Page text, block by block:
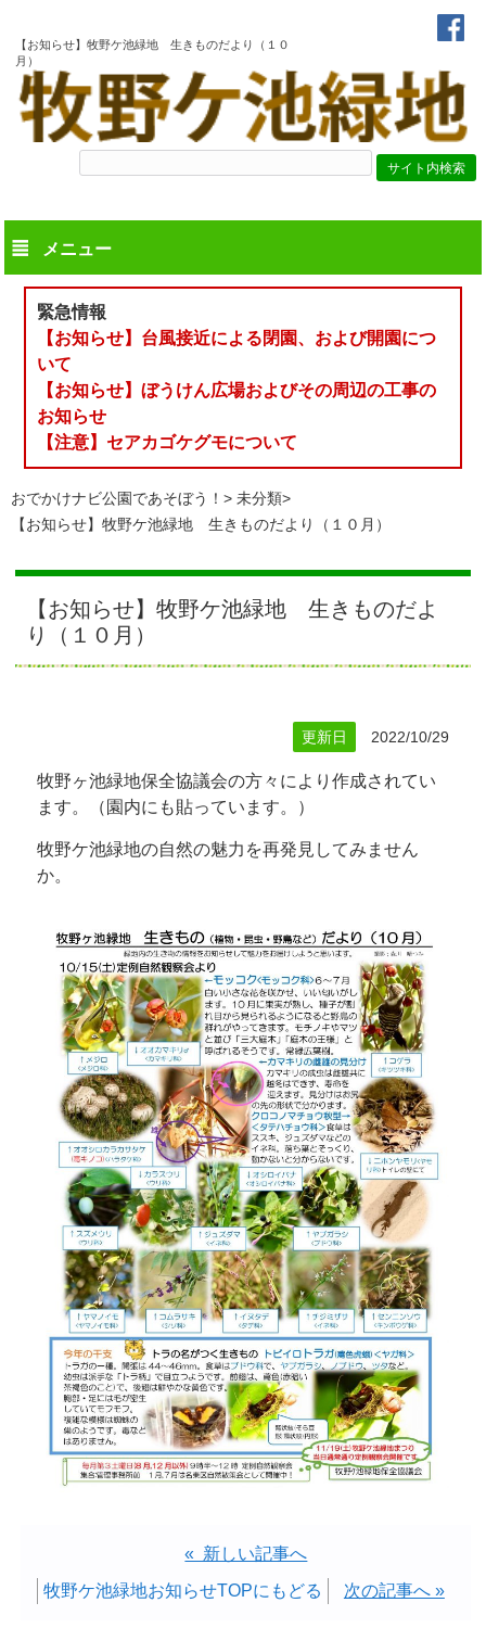
【お知らせ】牧野ケ池緑地 生きものだより（１０
月）
メニュー
緊急情報
【お知らせ】台風接近による閉園、および開園につ
いて
【お知らせ】ぼうけん広場およびその周辺の工事の
お知らせ
【注意】セアカゴケグモについて
おでかけナビ公園であそぼう！
未分類
【お知らせ】牧野ケ池緑地 生きものだより（１０月）
【お知らせ】牧野ケ池緑地 生きものだよ
り（１０月）
更新日 2022/10/29
牧野ヶ池緑地保全協議会の方々により作成されてい
ます。（園内にも貼っています。）
牧野ケ池緑地の自然の魅力を再発見してみません
か。
« 新しい記事へ
牧野ケ池緑地お知らせTOPにもどる
次の記事へ »